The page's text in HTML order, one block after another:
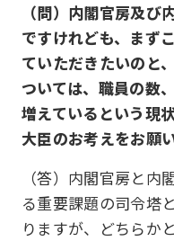
（問）内閣官房及び
ですけれども、まず
ていただきたいのと
ついては、職員の数
増えているという現
大臣のお考えをお願い
（答）内閣官房と内
る重要課題の司令塔
りますが、どちらか